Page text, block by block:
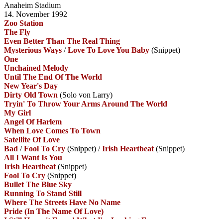
Anaheim Stadium
14. November 1992
Zoo Station
The Fly
Even Better Than The Real Thing
Mysterious Ways /Love To Love You Baby (Snippet)
One
Unchained Melody
Until The End Of The World
New Year's Day
Dirty Old Town (Solo von Larry)
Tryin' To Throw Your Arms Around The World
My Girl
Angel Of Harlem
When Love Comes To Town
Satellite Of Love
Bad /Fool To Cry (Snippet) /Irish Heartbeat (Snippet)
All I Want Is You
Irish Heartbeat (Snippet)
Fool To Cry (Snippet)
Bullet The Blue Sky
Running To Stand Still
Where The Streets Have No Name
Pride (In The Name Of Love)